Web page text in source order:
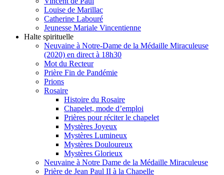
Louise de Marillac
Catherine Labouré
Jeunesse Mariale Vincentienne
Halte spirituelle
Neuvaine à Notre-Dame de la Médaille Miraculeuse
(2020) en direct à 18h30
Mot du Recteur
Prière Fin de Pandémie
Prions
Rosaire
Histoire du Rosaire
Chapelet, mode d’emploi
Prières pour réciter le chapelet
Mystères Joyeux
Mystères Lumineux
Mystères Douloureux
Mystères Glorieux
Neuvaine à Notre Dame de la Médaille Miraculeuse
Prière de Jean Paul II à la Chapelle